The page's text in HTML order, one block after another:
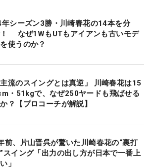
年シーズン3勝・川崎春花の14本を分
なぜ1WもUTもアイアンも古いモデ
使うのか？
主流のスイングとは真逆」 川崎春花は15
・51kgで、なぜ250ヤードも飛ばせる
？【プロコーチが解説】
前、片山晋呉が驚いた川崎春花の“裏打
スイング「出力の出し方が日本で一番上
」